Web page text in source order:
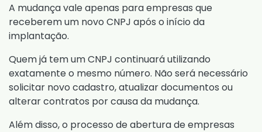
A mudança vale apenas para empresas que
receberem um novo CNPJ após o início da
implantação.
Quem já tem um CNPJ continuará utilizando
exatamente o mesmo número. Não será necessário
solicitar novo cadastro, atualizar documentos ou
alterar contratos por causa da mudança.
Além disso, o processo de abertura de empresas